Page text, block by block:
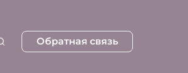
Обратная связь